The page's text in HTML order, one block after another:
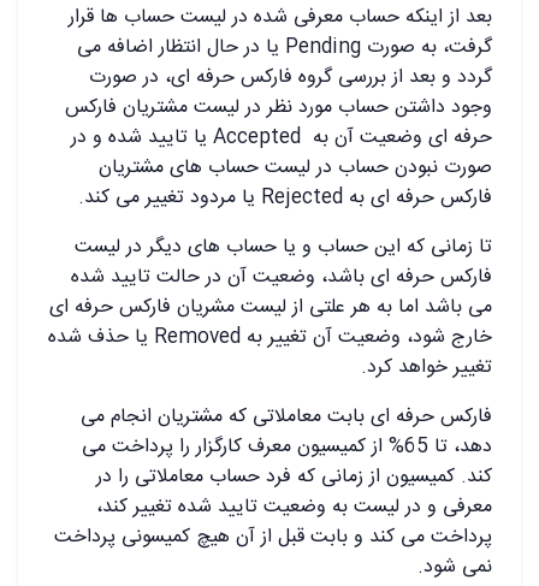
بعد از اینکه حساب معرفی شده در لیست حساب ها قرار
گرفت، به صورت Pending یا در حال انتظار اضافه می
گردد و بعد از بررسی گروه فارکس حرفه ای، در صورت
وجود داشتن حساب مورد نظر در لیست مشتریان فارکس
حرفه ای وضعیت آن به Accepted یا تایید شده و در
صورت نبودن حساب در لیست حساب های مشتریان
فارکس حرفه ای به Rejected یا مردود تغییر می کند.
تا زمانی که این حساب و یا حساب های دیگر در لیست
فارکس حرفه ای باشد، وضعیت آن در حالت تایید شده
می باشد اما به هر علتی از لیست مشریان فارکس حرفه ای
خارج شود، وضعیت آن تغییر به Removed یا حذف شده
تغییر خواهد کرد.
فارکس حرفه ای بابت معاملاتی که مشتریان انجام می
دهد، تا 65% از کمیسیون معرف کارگزار را پرداخت می
کند. کمیسیون از زمانی که فرد حساب معاملاتی را در
معرفی و در لیست به وضعیت تایید شده تغییر کند،
پرداخت می کند و بابت قبل از آن هیچ کمیسونی پرداخت
نمی شود.